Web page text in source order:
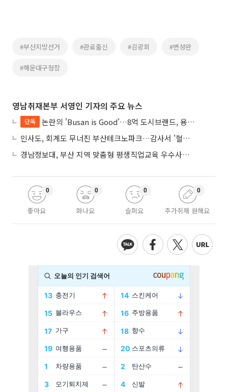
#부산지방선거 #관료출신 #김광회 #변성완
#해운대구청장
영남취재본부 서영인 기자의 주요 뉴스
단독
논란의 'Busan is Good'…8억 도시브랜드, 용산 대통령실 CI 업체가 수행
인사도, 회계도 무너진 부산테크노파크…감사서 '혈세 유용·인사 뒤집기' 적발
경남정보대, 부산 지역 맞춤형 평생직업교육 우수사례로 혁신 주도
좋아요
0
화나요
0
슬퍼요
0
추가취재 원해요
0